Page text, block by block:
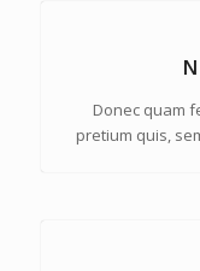
Donec quam
pretium quis,